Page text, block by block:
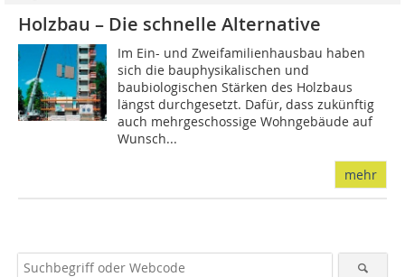
Holzbau – Die schnelle Alternative
Im Ein- und Zweifamilienhausbau haben
sich die bauphysikalischen und
baubiologischen Stärken des Holzbaus
längst durchgesetzt. Dafür, dass zukünftig
auch mehrgeschossige Wohngebäude auf
Wunsch...
mehr